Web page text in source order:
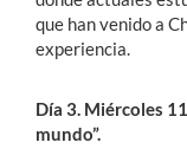
que han venido a
experiencia.
Día 3. Miércoles
mundo”.